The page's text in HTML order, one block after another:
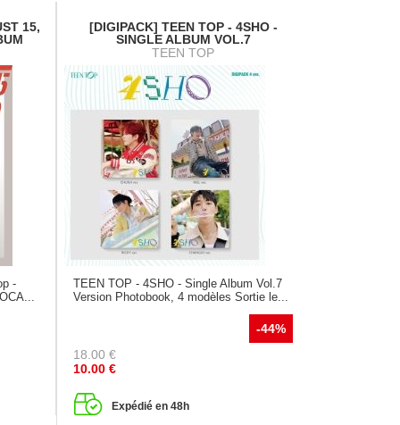
15,
-
[DIGIPACK] TEEN TOP - 4SHO -
SINGLE ALBUM VOL.7
TEEN TOP
TEEN TOP - 4SHO - Single Album Vol.7
Version Photobook, 4 modèles Sortie le...
-44%
18.00 €
10.00 €
Expédié en 48h